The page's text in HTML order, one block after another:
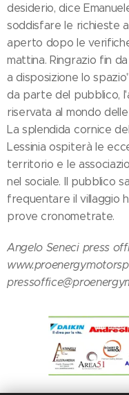
desiderio, dice
soddisfare le richieste
aperto dopo le
mattina. Ringrazio fin
a disposizione lo
da parte del pubblico,
riservata al mondo
La splendida cornice
Lessinia ospiterà le
territorio e le
nel sociale. Il pubblico
frequentare il villaggio
prove cronometrate.
Angelo Seneci press